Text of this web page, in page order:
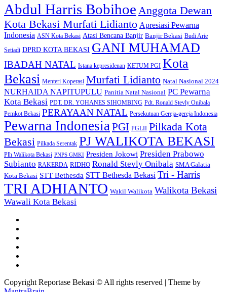
Abdul Harris Bobihoe Anggota Dewan
Kota Bekasi Murfati Lidianto Apresiasi Pewarna
Indonesia ASN Kota Bekasi Atasi Bencana Banjir Banjir Bekasi Budi Arie
Setiadi DPRD KOTA BEKASI GANI MUHAMAD
IBADAH NATAL Istana kepresidenan KETUM PGI Kota
Bekasi Menteri Koperasi Murfati Lidianto Natal Nasional 2024
NURHAIDA NAPITUPULU Panitia Natal Nasional PC Pewarna
Kota Bekasi PDT. DR. YOHANES SIHOMBING Pdt. Ronald Stevly Onibala
Pemkot Bekasi PERAYAAN NATAL Persekutuan Gereja-gereja Indonesia
Pewarna Indonesia PGI PGLII Pilkada Kota
Bekasi Pilkada Serentak PJ WALIKOTA BEKASI
Plh Walikota Bekasi PNPS GMKI Presiden Jokowi Presiden Prabowo
Subianto RAKERDA RIDHO Ronald Stevly Onibala SMA Galatia
Kota Bekasi STT Bethesda STT Bethesda Bekasi Tri - Harris
TRI ADHIANTO Wakil Walikota Walikota Bekasi
Wawali Kota Bekasi
Copyright Reportase Bekasi © All rights reserved | Theme by